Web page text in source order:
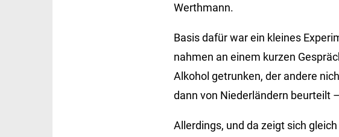
Werthmann.
Basis dafür war ein kleines
nahmen an einem kurzen
Alkohol getrunken, der andere
dann von Niederländern beurteilt
Allerdings, und da zeigt sich